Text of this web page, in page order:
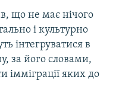
що не має нічого
і культурно
інтегруватися в
за його словами,
імміграції яких до